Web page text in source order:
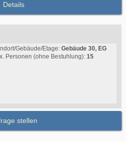
Details
Gebäude/Etage: Gebäude 30, EG
Personen (ohne Bestuhlung): 15
stellen